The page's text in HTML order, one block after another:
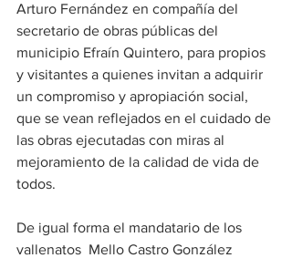
Arturo Fernández en compañía del
secretario de obras públicas del
municipio Efraín Quintero, para propios
y visitantes a quienes invitan a adquirir
un compromiso y apropiación social,
que se vean reflejados en el cuidado de
las obras ejecutadas con miras al
mejoramiento de la calidad de vida de
todos.
De igual forma el mandatario de los
vallenatos  Mello Castro González